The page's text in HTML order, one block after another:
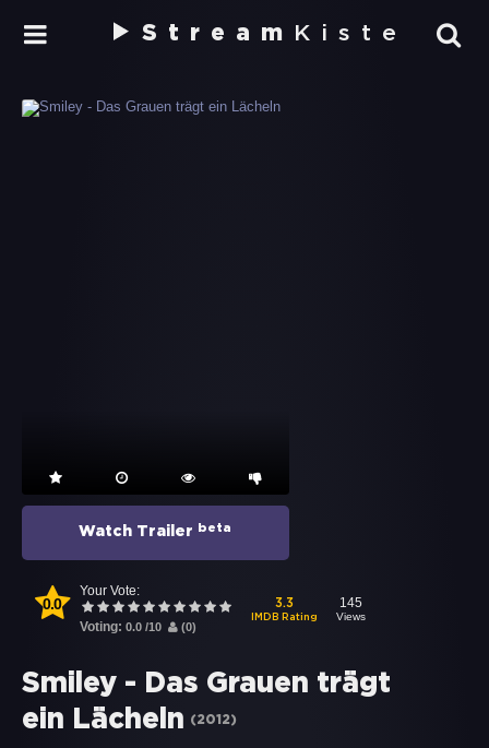
Stream Kiste
Watch Trailer beta
0.0
Your Vote:
Voting: 0.0 /10 (0)
3.3
IMDB Rating
145
Views
Smiley - Das Grauen trägt
ein Lächeln
(2012)